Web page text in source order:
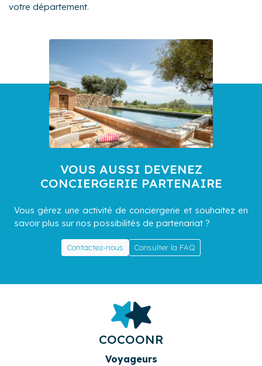
votre département.
VOUS AUSSI DEVENEZ
CONCIERGERIE PARTENAIRE
Vous gérez une activité de conciergerie et souhaitez en
savoir plus sur nos possibilités de partenariat ?
Contactez-nous Consulter la FAQ
COCOONR
Voyageurs